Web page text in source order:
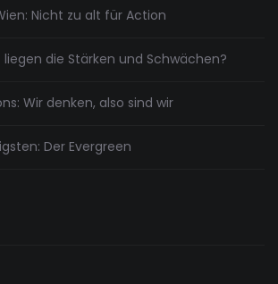
Nicht zu alt für Action
liegen die Stärken und Schwächen?
Wir denken, also sind wir
Der Evergreen